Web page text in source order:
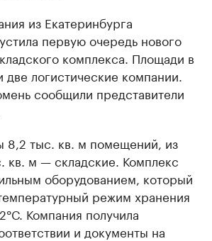
из Екатеринбурга
первую очередь нового
комплекса. Площади в
логистические компании.
сообщили представители
8,2 тыс. кв. м помещений, из
кв. м — складские. Комплекс
оборудованием, который
режим хранения
Компания получила
и документы на